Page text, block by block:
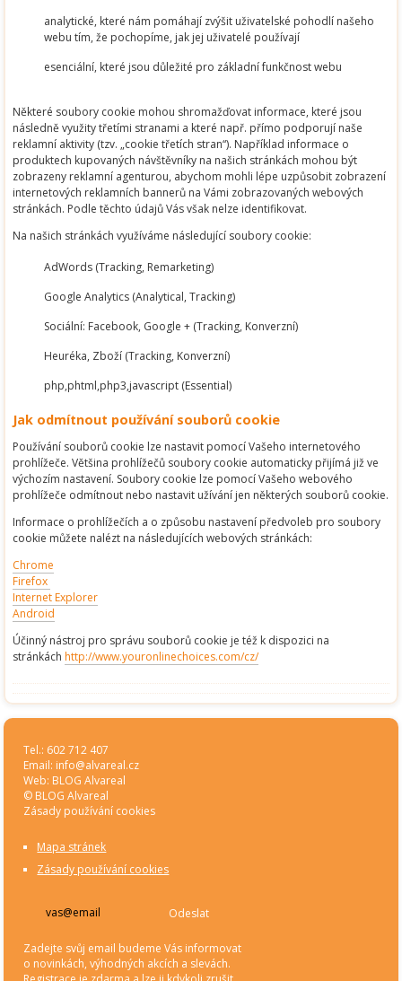
analytické, které nám pomáhají zvýšit uživatelské pohodlí našeho
webu tím, že pochopíme, jak jej uživatelé používají
esenciální, které jsou důležité pro základní funkčnost webu
Některé soubory cookie mohou shromažďovat informace, které jsou
následně využity třetími stranami a které např. přímo podporují naše
reklamní aktivity (tzv. „cookie třetích stran“). Například informace o
produktech kupovaných návštěvníky na našich stránkách mohou být
zobrazeny reklamní agenturou, abychom mohli lépe uzpůsobit zobrazení
internetových reklamních bannerů na Vámi zobrazovaných webových
stránkách. Podle těchto údajů Vás však nelze identifikovat.
Na našich stránkách využíváme následující soubory cookie:
AdWords (Tracking, Remarketing)
Google Analytics (Analytical, Tracking)
Sociální: Facebook, Google + (Tracking, Konverzní)
Heuréka, Zboží (Tracking, Konverzní)
php,phtml,php3,javascript (Essential)
Jak odmítnout používání souborů cookie
Používání souborů cookie lze nastavit pomocí Vašeho internetového
prohlížeče. Většina prohlížečů soubory cookie automaticky přijímá již ve
výchozím nastavení. Soubory cookie lze pomocí Vašeho webového
prohlížeče odmítnout nebo nastavit užívání jen některých souborů cookie.
Informace o prohlížečích a o způsobu nastavení předvoleb pro soubory
cookie můžete nalézt na následujících webových stránkách:
Chrome
Firefox
Internet Explorer
Android
Účinný nástroj pro správu souborů cookie je též k dispozici na
stránkách http://www.youronlinechoices.com/cz/
Tel.: 602 712 407
Email: info@alvareal.cz
Web: BLOG Alvareal
© BLOG Alvareal
Zásady používání cookies
Mapa stránek
Zásady používání cookies
Odeslat
Zadejte svůj email budeme Vás informovat
o novinkách, výhodných akcích a slevách.